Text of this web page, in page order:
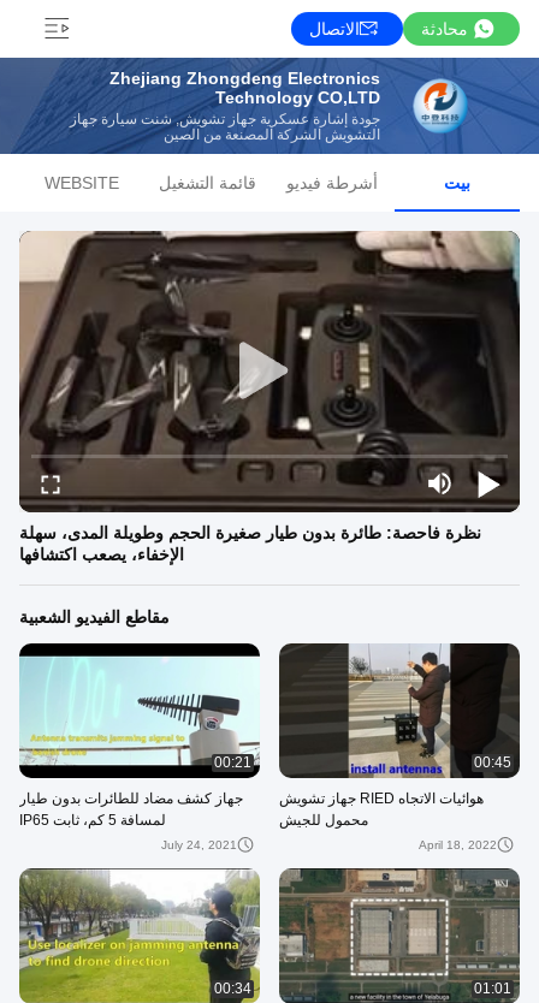
محادثة الاتصال
Zhejiang Zhongdeng Electronics
Technology CO,LTD
جودة إشارة عسكرية جهاز تشويش, شنت سيارة جهاز
التشويش الشركة المصنعة من الصين
بيت أشرطة فيديو قائمة التشغيل WEBSITE
نظرة فاحصة: طائرة بدون طيار صغيرة الحجم وطويلة المدى، سهلة
الإخفاء، يصعب اكتشافها
مقاطع الفيديو الشعبية
00:45
هوائيات الاتجاه RIED جهاز تشويش
محمول للجيش
April 18, 2022
00:21
جهاز كشف مضاد للطائرات بدون طيار
لمسافة 5 كم، ثابت IP65
July 24, 2021
01:01
00:34